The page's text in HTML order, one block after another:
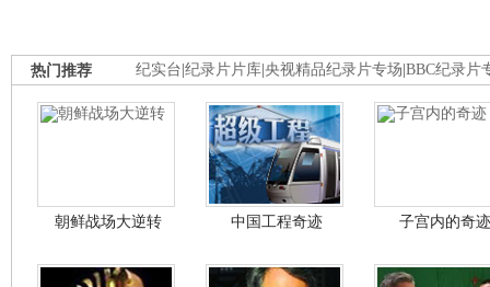
纪实台 纪录片片库 央视精品纪录片专场 BBC纪录片
热门推荐
朝鲜战场大逆转 中国工程奇迹 子宫内的奇迹